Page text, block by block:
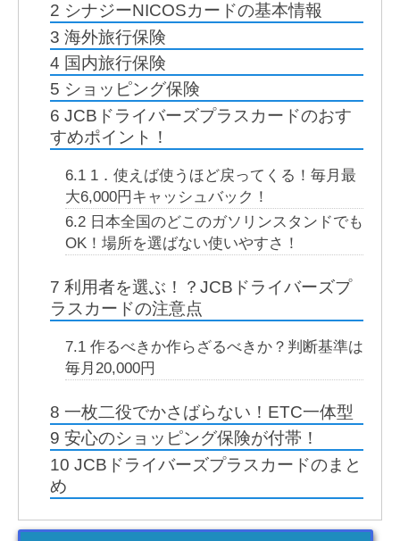
2 シナジーNICOSカードの基本情報
3 海外旅行保険
4 国内旅行保険
5 ショッピング保険
6 JCBドライバーズプラスカードのおす
すめポイント！
6.1 1．使えば使うほど戻ってくる！毎月最
大6,000円キャッシュバック！
6.2 日本全国のどこのガソリンスタンドでも
OK！場所を選ばない使いやすさ！
7 利用者を選ぶ！？JCBドライバーズプ
ラスカードの注意点
7.1 作るべきか作らざるべきか？判断基準は
毎月20,000円
8 一枚二役でかさばらない！ETC一体型
9 安心のショッピング保険が付帯！
10 JCBドライバーズプラスカードのまと
め